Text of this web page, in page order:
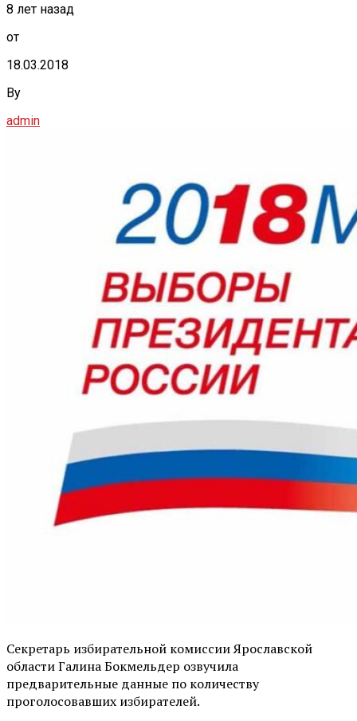
8 лет назад
от
18.03.2018
By
admin
Секретарь избирательной комиссии Ярославской
области Галина Бокмельдер озвучила
предварительные данные по количеству
проголосовавших избирателей.